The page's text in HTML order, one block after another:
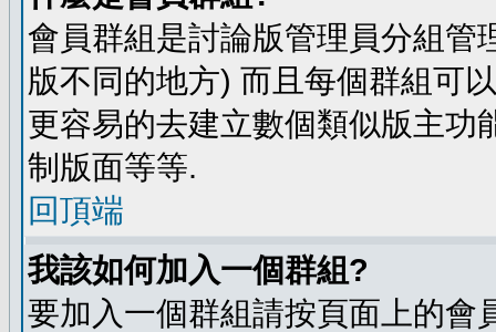
會員群組是討論版管理員分組管
版不同的地方) 而且每個群組可
更容易的去建立數個類似版主功
制版面等等.
回頂端
我該如何加入一個群組?
要加入一個群組請按頁面上的會